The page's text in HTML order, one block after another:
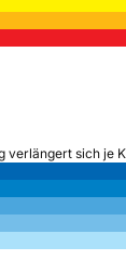
sich je